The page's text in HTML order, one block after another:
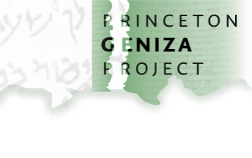
تخطي إلى المحتوى الرئيسي
الصفحة الرئيسية